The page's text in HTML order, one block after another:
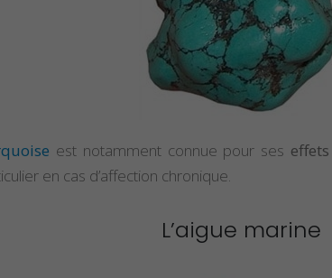
est notamment connue pour ses
en cas d’affection chronique.
L’aigue marine